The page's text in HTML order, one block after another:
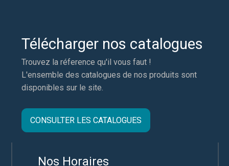
Télécharger nos catalogues
Trouvez la réference qu'il vous faut !
L'ensemble des catalogues de nos produits sont
disponibles sur le site.
CONSULTER LES CATALOGUES
Nos Horaires